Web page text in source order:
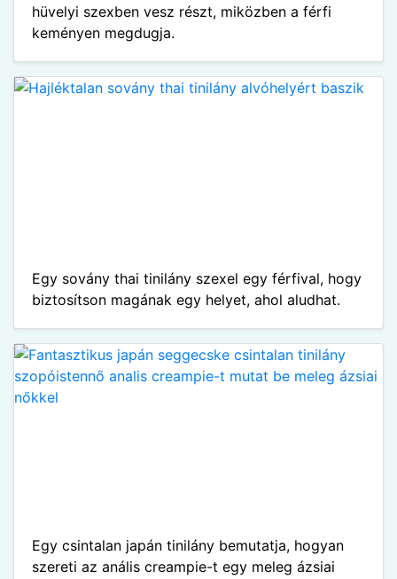
hüvelyi szexben vesz részt, miközben a férfi
keményen megdugja.
Egy sovány thai tinilány szexel egy férfival, hogy
biztosítson magának egy helyet, ahol aludhat.
Egy csintalan japán tinilány bemutatja, hogyan
szereti az anális creampie-t egy meleg ázsiai